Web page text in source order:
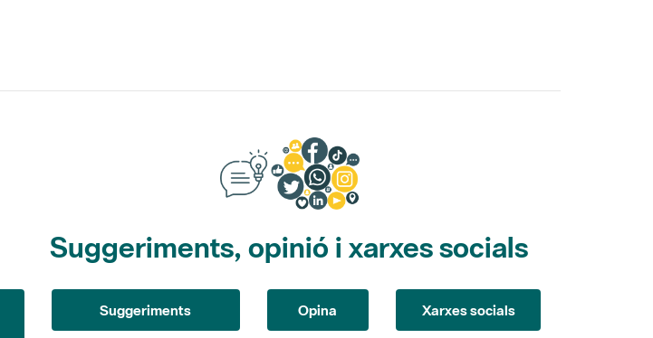
Suggeriments Opina Xarxes socials